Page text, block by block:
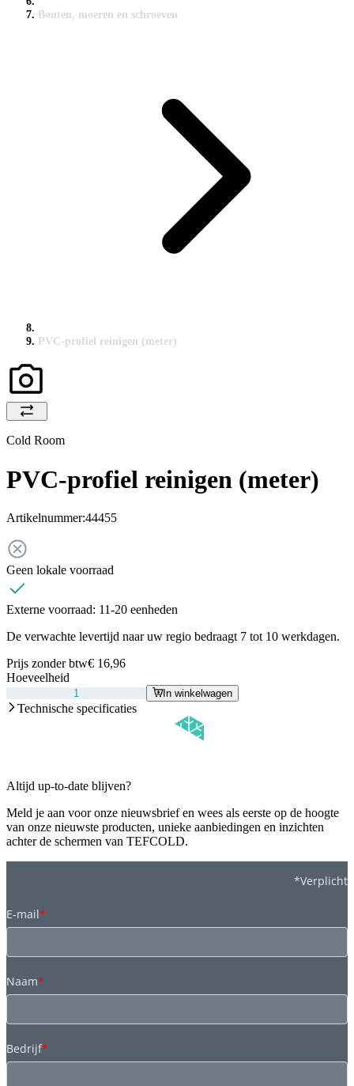
Bouten, moeren en schroeven
PVC-profiel reinigen (meter)
Cold Room
PVC-profiel reinigen (meter)
Artikelnummer:44455
Geen lokale voorraad
Externe voorraad: 11-20 eenheden
De verwachte levertijd naar uw regio bedraagt 7 tot 10 werkdagen.
Prijs zonder btw€ 16,96
Hoeveelheid
In winkelwagen
Technische specificaties
Altijd up-to-date blijven?
Meld je aan voor onze nieuwsbrief en wees als eerste op de hoogte
van onze nieuwste producten, unieke aanbiedingen en inzichten
achter de schermen van TEFCOLD.
*Verplicht
E-mail*
Naam*
Bedrijf*